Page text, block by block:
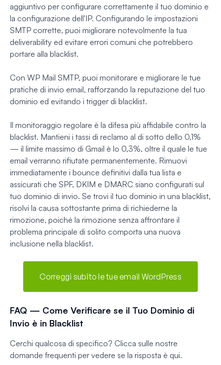
aggiuntivo per configurare correttamente il tuo dominio e
la configurazione dell'IP. Configurando le impostazioni
SMTP corrette, puoi migliorare notevolmente la tua
deliverability ed evitare errori comuni che potrebbero
portare alla blacklist.
Con WP Mail SMTP, puoi monitorare e migliorare le tue
pratiche di invio email, rafforzando la reputazione del tuo
dominio ed evitando i trigger di blacklist.
Il monitoraggio regolare è la difesa più affidabile contro la
blacklist. Mantieni i tassi di reclamo al di sotto dello 0,1%
— il limite massimo di Gmail è lo 0,3%, oltre il quale le tue
email verranno rifiutate permanentemente. Rimuovi
immediatamente i bounce definitivi dalla tua lista e
assicurati che SPF, DKIM e DMARC siano configurati sul
tuo dominio di invio. Se trovi il tuo dominio in una blacklist,
risolvi la causa sottostante prima di richiederne la
rimozione, poiché la rimozione senza affrontare il
problema principale di solito comporta una nuova
inclusione nella blacklist.
Correggi subito le tue email WordPress
FAQ — Come Verificare se il Tuo Dominio di
Invio è in Blacklist
Cerchi qualcosa di specifico? Clicca sulle nostre
domande frequenti per vedere se la risposta è qui.